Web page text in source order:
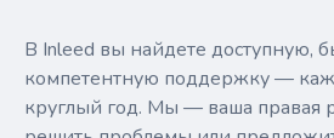
В Inleed вы найдете доступную,
компетентную поддержку —
круглый год. Мы — ваша правая